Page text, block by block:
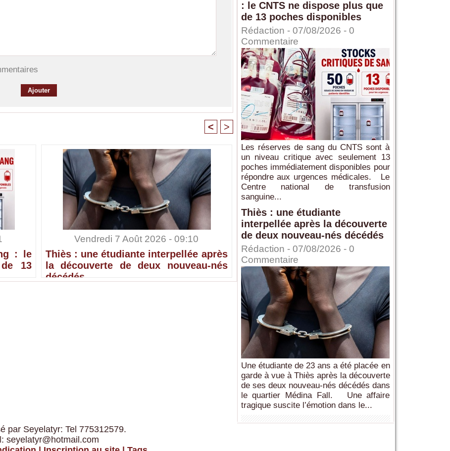
< >
: le
13
Vendredi 7 Août 2026 - 09:10
Thiès : une étudiante interpellée après
la découverte de deux nouveau-nés
décédés
: le CNTS ne dispose plus que
de 13 poches disponibles
Rédaction - 07/08/2026 - 0
Commentaire
Les réserves de sang du CNTS sont à
un niveau critique avec seulement 13
poches immédiatement disponibles pour
répondre aux urgences médicales. Le
Centre national de transfusion
sanguine...
Thiès : une étudiante
interpellée après la découverte
de deux nouveau-nés décédés
Rédaction - 07/08/2026 - 0
Commentaire
Une étudiante de 23 ans a été placée en
garde à vue à Thiès après la découverte
de ses deux nouveau-nés décédés dans
le quartier Médina Fall. Une affaire
tragique suscite l’émotion dans le...
par Seyelatyr: Tel 775312579.
seyelatyr@hotmail.com